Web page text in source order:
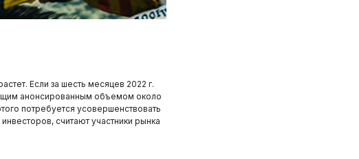
Если за шесть месяцев 2022 г.
анонсированным объемом около
потребуется усовершенствовать
считают участники рынка